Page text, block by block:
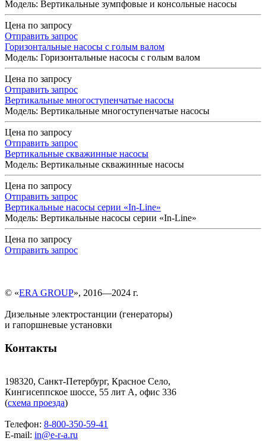
Модель: Вертикальные зумпфовые и консольные насосы
Цена по запросу
Отправить запрос
Горизонтальные насосы с голым валом
Модель: Горизонтальные насосы с голым валом
Цена по запросу
Отправить запрос
Вертикальные многоступенчатые насосы
Модель: Вертикальные многоступенчатые насосы
Цена по запросу
Отправить запрос
Вертикальные скважинные насосы
Модель: Вертикальные скважинные насосы
Цена по запросу
Отправить запрос
Вертикальные насосы серии «In-Line»
Модель: Вертикальные насосы серии «In-Line»
Цена по запросу
Отправить запрос
© «ERA GROUP», 2016—2024 г.
Дизельные электростанции (генераторы)
и гапоршневые установки
Контакты
198320, Санкт-Петербург, Красное Село,
Кингисеппское шоссе, 55 лит А, офис 336
(схема проезда)
Телефон: 8-800-350-59-41
E-mail: in@e-r-a.ru